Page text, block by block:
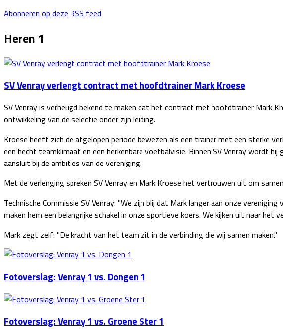
Abonneren op deze RSS feed
Heren 1
SV Venray verlengt contract met hoofdtrainer Mark Kroese
SV Venray is verheugd bekend te maken dat het contract met hoofdtrainer Mark
ontwikkeling van de selectie onder zijn leiding.
Kroese heeft zich de afgelopen periode bewezen als een trainer met een sterke
een hecht teamklimaat en een herkenbare voetbalvisie. Binnen SV Venray wordt
aansluit bij de ambities van de vereniging.
Met de verlenging spreken SV Venray en Mark Kroese het vertrouwen uit om
Technische Commissie SV Venray: "We zijn blij dat Mark langer aan onze
maken hem een belangrijke schakel in onze sportieve koers. We kijken uit naar het
Mark zegt zelf: "De kracht van het team zit in de verbinding die wij samen maken."
Fotoverslag: Venray 1 vs. Dongen 1
Fotoverslag: Venray 1 vs. Groene Ster 1